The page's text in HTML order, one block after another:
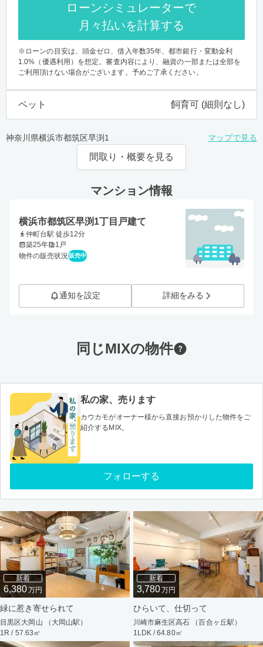
ローンシミュレーターで
月々払いを計算する
※ローンの目安は、頭金ゼロ、借入年数35年、都市銀行・変動金利
1.0%（優遇利用）を想定。審査内容により、融資の一部または全部を
ご利用頂けない場合がございます。予めご了承ください。
ペット 飼育可 (細則なし)
神奈川県横浜市都筑区早渕1 マップで見る
間取り・概要を見る
マンション情報
横浜市都筑区早渕1丁目戸建て
仲町台駅 徒歩12分
築25年
1戸
物件の販売状況 販売中
通知を設定 詳細をみる
同じMIXの物件
私の家、売ります
カウカモがオーナー様から直接お預かりした物件をご
紹介するMIX。
フォローする
新着
6,380万円
緑に惹き寄せられて
目黒区大岡山 （大岡山駅）
1R / 57.63㎡
新着
3,780万円
ひらいて、仕切って
川崎市麻生区高石 （百合ヶ丘駅）
1LDK / 64.80㎡